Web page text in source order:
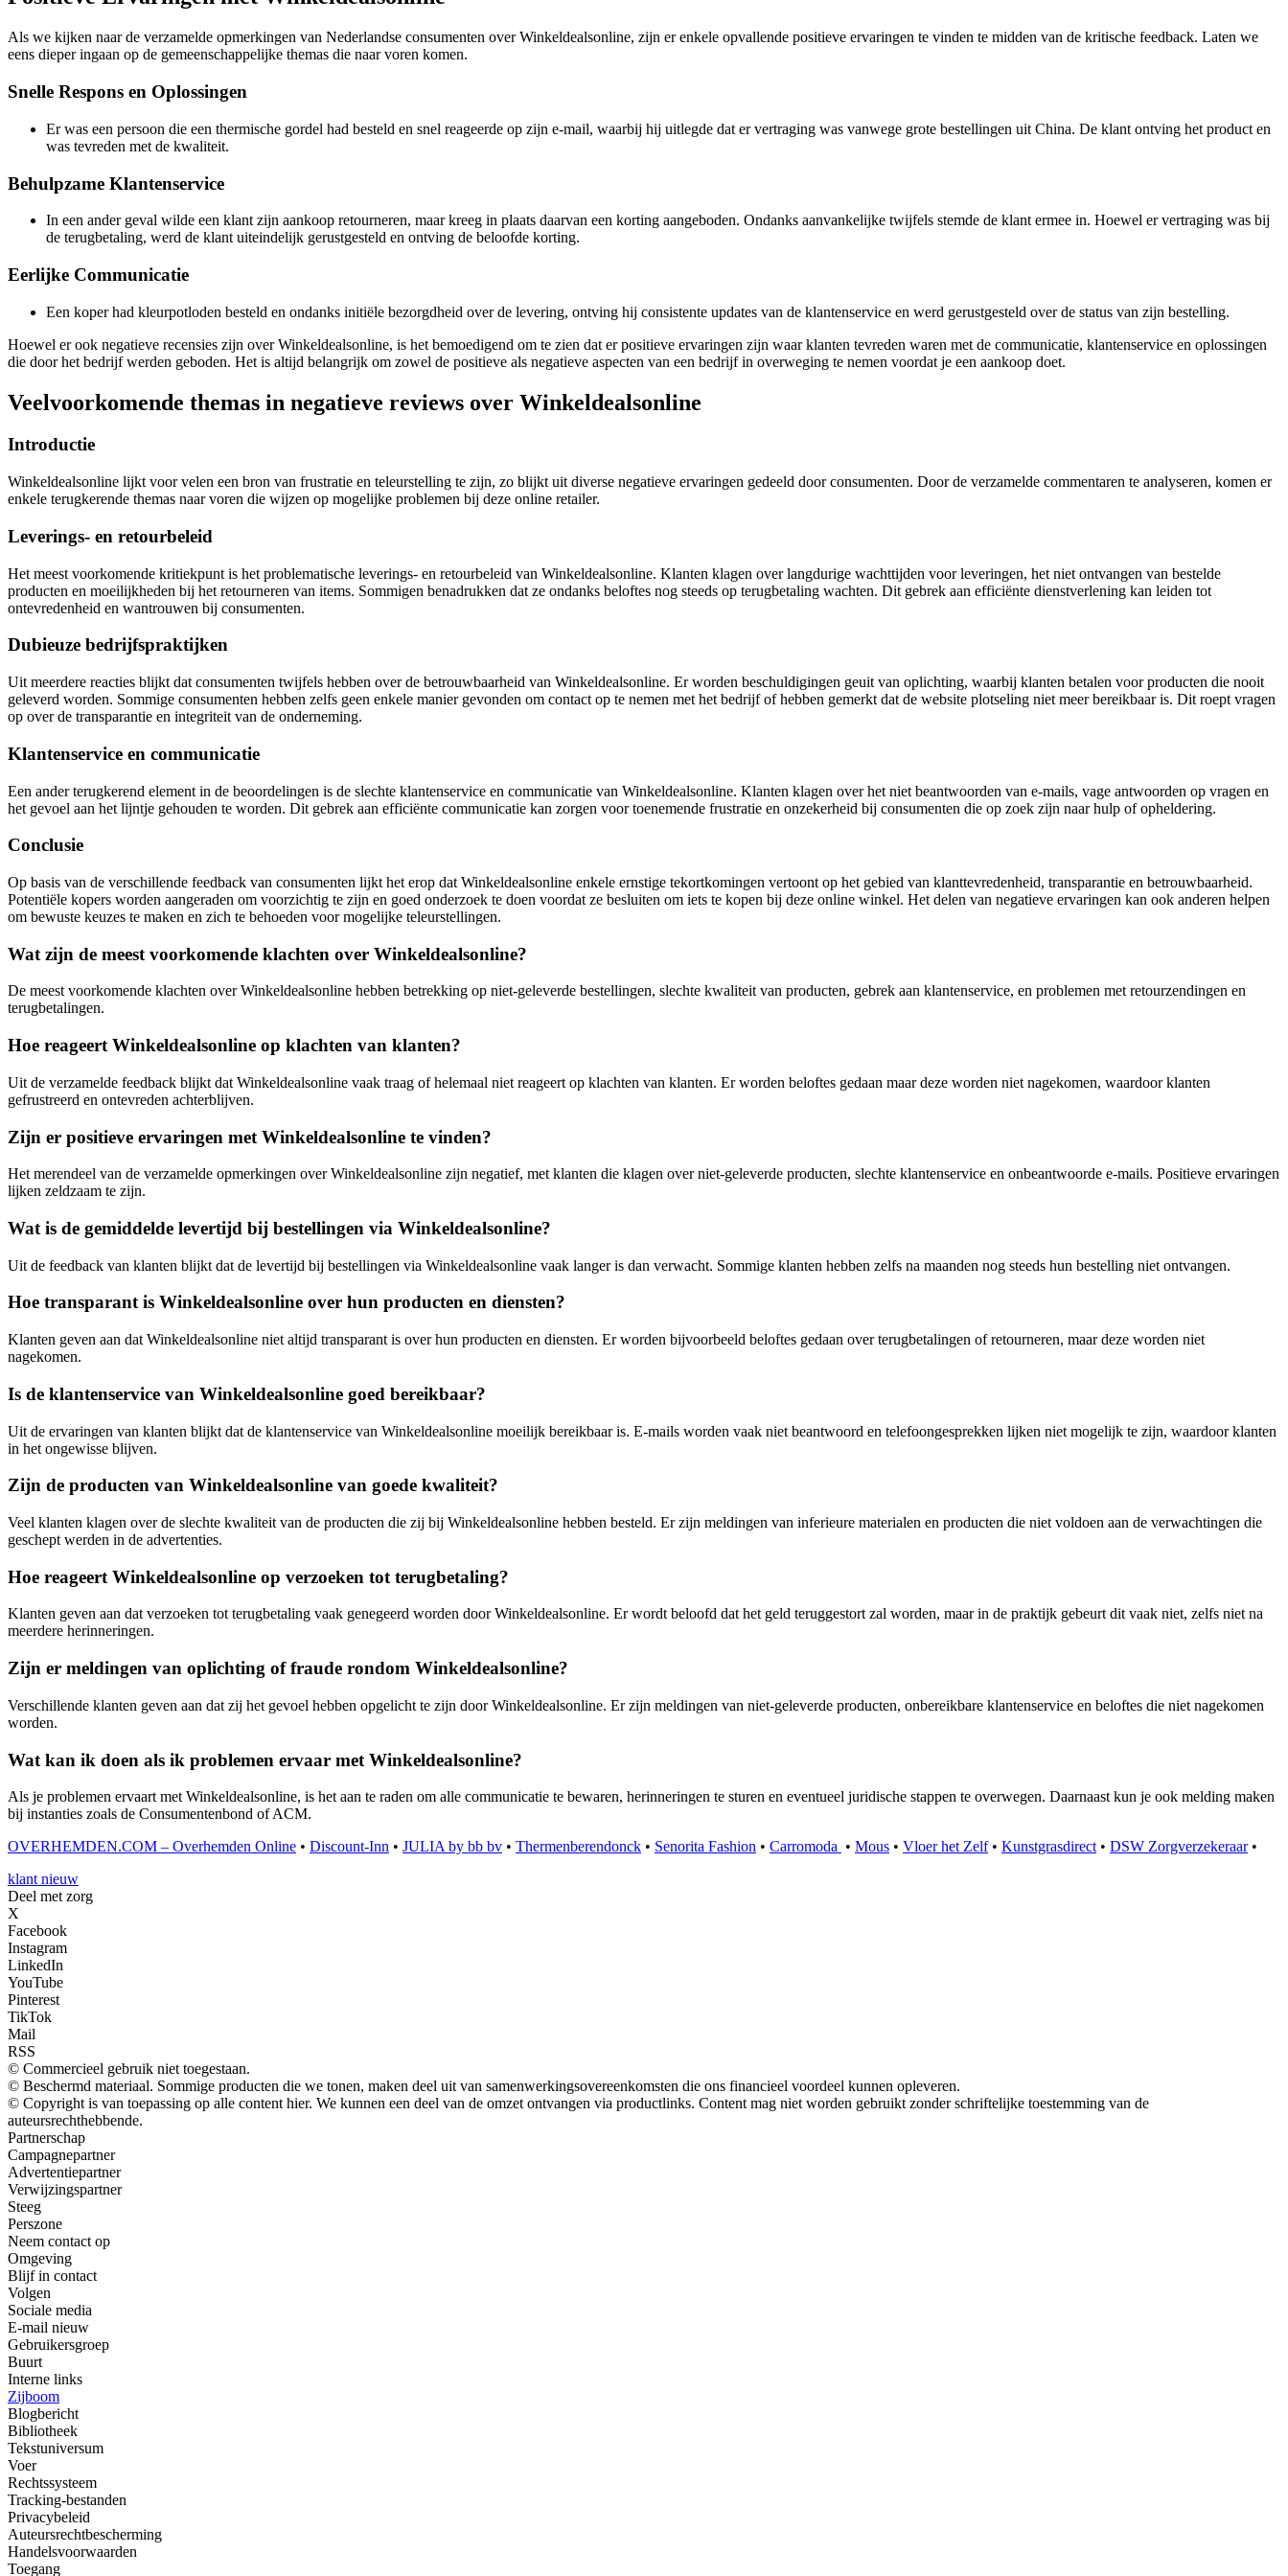
Als we kijken naar de verzamelde opmerkingen van Nederlandse consumenten over Winkeldealsonline, zijn er enkele opvallende positieve ervaringen te vinden te midden van de kritische feedback. Laten we
eens dieper ingaan op de gemeenschappelijke themas die naar voren komen.
Snelle Respons en Oplossingen
Er was een persoon die een thermische gordel had besteld en snel reageerde op zijn e-mail, waarbij hij uitlegde dat er vertraging was vanwege grote bestellingen uit China. De klant ontving het product en
was tevreden met de kwaliteit.
Behulpzame Klantenservice
In een ander geval wilde een klant zijn aankoop retourneren, maar kreeg in plaats daarvan een korting aangeboden. Ondanks aanvankelijke twijfels stemde de klant ermee in. Hoewel er vertraging was bij
de terugbetaling, werd de klant uiteindelijk gerustgesteld en ontving de beloofde korting.
Eerlijke Communicatie
Een koper had kleurpotloden besteld en ondanks initiële bezorgdheid over de levering, ontving hij consistente updates van de klantenservice en werd gerustgesteld over de status van zijn bestelling.
Hoewel er ook negatieve recensies zijn over Winkeldealsonline, is het bemoedigend om te zien dat er positieve ervaringen zijn waar klanten tevreden waren met de communicatie, klantenservice en oplossingen
die door het bedrijf werden geboden. Het is altijd belangrijk om zowel de positieve als negatieve aspecten van een bedrijf in overweging te nemen voordat je een aankoop doet.
Veelvoorkomende themas in negatieve reviews over Winkeldealsonline
Introductie
Winkeldealsonline lijkt voor velen een bron van frustratie en teleurstelling te zijn, zo blijkt uit diverse negatieve ervaringen gedeeld door consumenten. Door de verzamelde commentaren te analyseren, komen er
enkele terugkerende themas naar voren die wijzen op mogelijke problemen bij deze online retailer.
Leverings- en retourbeleid
Het meest voorkomende kritiekpunt is het problematische leverings- en retourbeleid van Winkeldealsonline. Klanten klagen over langdurige wachttijden voor leveringen, het niet ontvangen van bestelde
producten en moeilijkheden bij het retourneren van items. Sommigen benadrukken dat ze ondanks beloftes nog steeds op terugbetaling wachten. Dit gebrek aan efficiënte dienstverlening kan leiden tot
ontevredenheid en wantrouwen bij consumenten.
Dubieuze bedrijfspraktijken
Uit meerdere reacties blijkt dat consumenten twijfels hebben over de betrouwbaarheid van Winkeldealsonline. Er worden beschuldigingen geuit van oplichting, waarbij klanten betalen voor producten die nooit
geleverd worden. Sommige consumenten hebben zelfs geen enkele manier gevonden om contact op te nemen met het bedrijf of hebben gemerkt dat de website plotseling niet meer bereikbaar is. Dit roept vragen
op over de transparantie en integriteit van de onderneming.
Klantenservice en communicatie
Een ander terugkerend element in de beoordelingen is de slechte klantenservice en communicatie van Winkeldealsonline. Klanten klagen over het niet beantwoorden van e-mails, vage antwoorden op vragen en
het gevoel aan het lijntje gehouden te worden. Dit gebrek aan efficiënte communicatie kan zorgen voor toenemende frustratie en onzekerheid bij consumenten die op zoek zijn naar hulp of opheldering.
Conclusie
Op basis van de verschillende feedback van consumenten lijkt het erop dat Winkeldealsonline enkele ernstige tekortkomingen vertoont op het gebied van klanttevredenheid, transparantie en betrouwbaarheid.
Potentiële kopers worden aangeraden om voorzichtig te zijn en goed onderzoek te doen voordat ze besluiten om iets te kopen bij deze online winkel. Het delen van negatieve ervaringen kan ook anderen helpen
om bewuste keuzes te maken en zich te behoeden voor mogelijke teleurstellingen.
Wat zijn de meest voorkomende klachten over Winkeldealsonline?
De meest voorkomende klachten over Winkeldealsonline hebben betrekking op niet-geleverde bestellingen, slechte kwaliteit van producten, gebrek aan klantenservice, en problemen met retourzendingen en
terugbetalingen.
Hoe reageert Winkeldealsonline op klachten van klanten?
Uit de verzamelde feedback blijkt dat Winkeldealsonline vaak traag of helemaal niet reageert op klachten van klanten. Er worden beloftes gedaan maar deze worden niet nagekomen, waardoor klanten
gefrustreerd en ontevreden achterblijven.
Zijn er positieve ervaringen met Winkeldealsonline te vinden?
Het merendeel van de verzamelde opmerkingen over Winkeldealsonline zijn negatief, met klanten die klagen over niet-geleverde producten, slechte klantenservice en onbeantwoorde e-mails. Positieve ervaringen
lijken zeldzaam te zijn.
Wat is de gemiddelde levertijd bij bestellingen via Winkeldealsonline?
Uit de feedback van klanten blijkt dat de levertijd bij bestellingen via Winkeldealsonline vaak langer is dan verwacht. Sommige klanten hebben zelfs na maanden nog steeds hun bestelling niet ontvangen.
Hoe transparant is Winkeldealsonline over hun producten en diensten?
Klanten geven aan dat Winkeldealsonline niet altijd transparant is over hun producten en diensten. Er worden bijvoorbeeld beloftes gedaan over terugbetalingen of retourneren, maar deze worden niet
nagekomen.
Is de klantenservice van Winkeldealsonline goed bereikbaar?
Uit de ervaringen van klanten blijkt dat de klantenservice van Winkeldealsonline moeilijk bereikbaar is. E-mails worden vaak niet beantwoord en telefoongesprekken lijken niet mogelijk te zijn, waardoor klanten
in het ongewisse blijven.
Zijn de producten van Winkeldealsonline van goede kwaliteit?
Veel klanten klagen over de slechte kwaliteit van de producten die zij bij Winkeldealsonline hebben besteld. Er zijn meldingen van inferieure materialen en producten die niet voldoen aan de verwachtingen die
geschept werden in de advertenties.
Hoe reageert Winkeldealsonline op verzoeken tot terugbetaling?
Klanten geven aan dat verzoeken tot terugbetaling vaak genegeerd worden door Winkeldealsonline. Er wordt beloofd dat het geld teruggestort zal worden, maar in de praktijk gebeurt dit vaak niet, zelfs niet na
meerdere herinneringen.
Zijn er meldingen van oplichting of fraude rondom Winkeldealsonline?
Verschillende klanten geven aan dat zij het gevoel hebben opgelicht te zijn door Winkeldealsonline. Er zijn meldingen van niet-geleverde producten, onbereikbare klantenservice en beloftes die niet nagekomen
worden.
Wat kan ik doen als ik problemen ervaar met Winkeldealsonline?
Als je problemen ervaart met Winkeldealsonline, is het aan te raden om alle communicatie te bewaren, herinneringen te sturen en eventueel juridische stappen te overwegen. Daarnaast kun je ook melding maken
bij instanties zoals de Consumentenbond of ACM.
OVERHEMDEN.COM – Overhemden Online • Discount-Inn • JULIA by bb bv • Thermenberendonck • Senorita Fashion • Carromoda • Mous • Vloer het Zelf• Kunstgrasdirect • DSW Zorgverzekeraar•
klant nieuw
Deel met zorg
X
Facebook
Instagram
LinkedIn
YouTube
Pinterest
TikTok
Mail
RSS
© Commercieel gebruik niet toegestaan.
© Beschermd materiaal. Sommige producten die we tonen, maken deel uit van samenwerkingsovereenkomsten die ons financieel voordeel kunnen opleveren.
© Copyright is van toepassing op alle content hier. We kunnen een deel van de omzet ontvangen via productlinks. Content mag niet worden gebruikt zonder schriftelijke toestemming van de
auteursrechthebbende.
Partnerschap
Campagnepartner
Advertentiepartner
Verwijzingspartner
Steeg
Perszone
Neem contact op
Omgeving
Blijf in contact
Volgen
Sociale media
E-mail nieuw
Gebruikersgroep
Buurt
Interne links
Zijboom
Blogbericht
Bibliotheek
Tekstuniversum
Voer
Rechtssysteem
Tracking-bestanden
Privacybeleid
Auteursrechtbescherming
Handelsvoorwaarden
Toegang